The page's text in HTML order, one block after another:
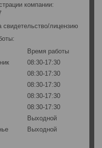
компании:
свидетельство/лицензию
Время работы
08:30-17:30
08:30-17:30
08:30-17:30
08:30-17:30
08:30-17:30
Выходной
Выходной